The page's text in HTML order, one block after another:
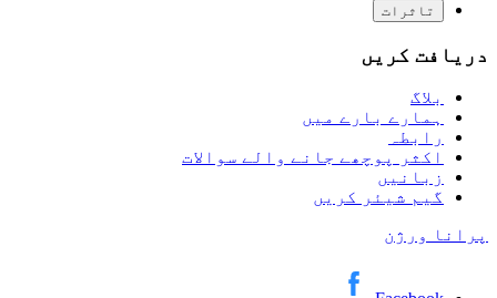
تاثرات
دریافت کریں
بلاگ
ہمارے بارے میں
رابطہ
اکثر پوچھے جانے والے سوالات
زبانیں
گیم شیئر کریں
پرانا ورژن